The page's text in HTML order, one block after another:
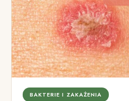
BAKTERIE I ZAKAŻENIA